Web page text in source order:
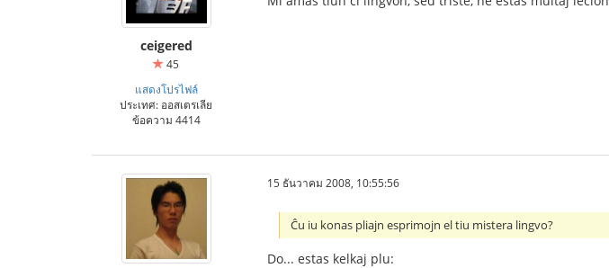
ceigered
45
แสดงโปรไฟล์
ประเทศ: ออสเตรเลีย
ข้อความ 4414
15 ธันวาคม 2008, 10:55:56
Ĉu iu konas pliajn esprimojn el tiu mistera lingvo?
Do... estas kelkaj plu: